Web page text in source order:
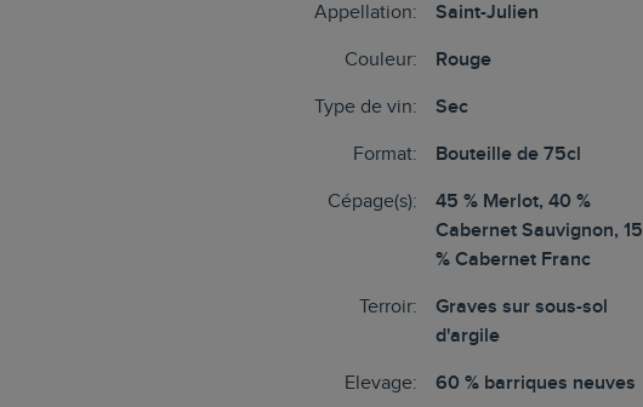
Appellation: Saint-Julien
Couleur: Rouge
Type de vin: Sec
Format: Bouteille de 75cl
Cépage(s):
45 % Merlot, 40 %
Cabernet Sauvignon, 15
% Cabernet Franc
Terroir:
Graves sur sous-sol
d'argile
Elevage: 60 % barriques neuves